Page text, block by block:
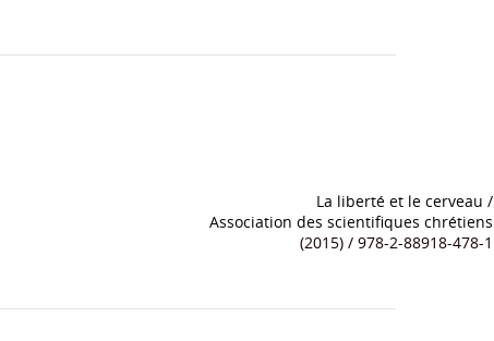
La liberté et le cerveau /
Association des scientifiques chrétiens
(2015) / 978-2-88918-478-1